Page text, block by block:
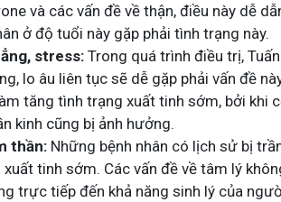
và các vấn đề về thận, điều này dễ
ở độ tuổi này gặp phải tình trạng này.
stress: Trong quá trình điều trị,
lo âu liên tục sẽ dễ gặp phải vấn đề
tăng tình trạng xuất tinh sớm, bởi khi
kinh cũng bị ảnh hưởng.
thần: Những bệnh nhân có lịch sử bị
tinh sớm. Các vấn đề về tâm lý
trực tiếp đến khả năng sinh lý của